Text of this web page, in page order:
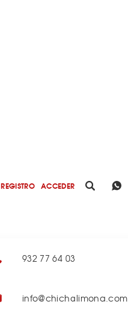
REGISTRO ACCEDER
932 77 64 03
info@chichalimona.com